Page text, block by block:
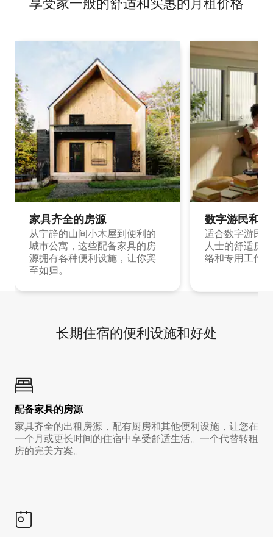
家具齐全的房源
从宁静的山间小木屋到便利的
城市公寓，这些配备家具的房
源拥有各种便利设施，让你宾
至如归。
数字游民和
适合数字游民
人士的舒适房
络和专用工作
长期住宿的便利设施和好处
配备家具的房源
家具齐全的出租房源，配有厨房和其他便利设施，让您在
一个月或更长时间的住宿中享受舒适生活。一个代替转租
房的完美方案。